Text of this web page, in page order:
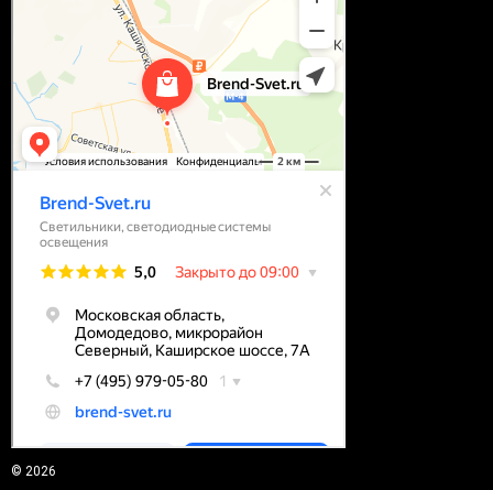
© 2026